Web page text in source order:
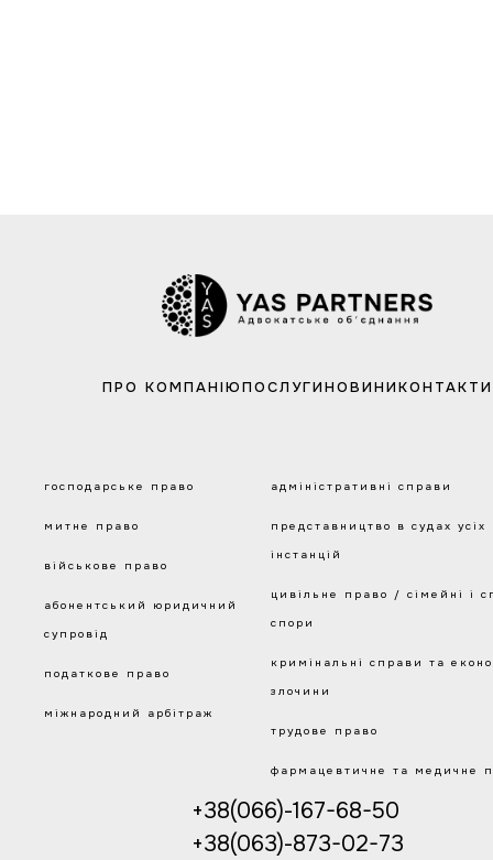
ПРО КОМПАНІЮПОСЛУГИНОВИНИКОНТАКТИ
господарське право
митне право
військове право
абонентський юридичний
супровід
податкове право
міжнародний арбітраж
адміністративні справи
представництво в судах усіх
інстанцій
цивільне право / сімейні і
спори
кримінальні справи та
злочини
трудове право
фармацевтичне та медичне
+38(066)-167-68-50
+38(063)-873-02-73